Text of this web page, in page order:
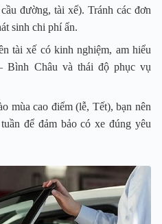
đường, tài xế). Tránh các đơn
sinh chi phí ẩn.
tài xế có kinh nghiệm, am hiểu
Bình Châu và thái độ phục vụ
mùa cao điểm (lễ, Tết), bạn nên
để đảm bảo có xe đúng yêu